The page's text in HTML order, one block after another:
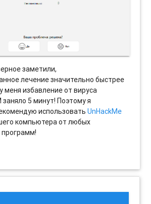
заметили,
лечение значительно быстрее
меня избавление от вируса
заняло 5 минут! Поэтому я
использоватьUnHackMe
компьютера от любых